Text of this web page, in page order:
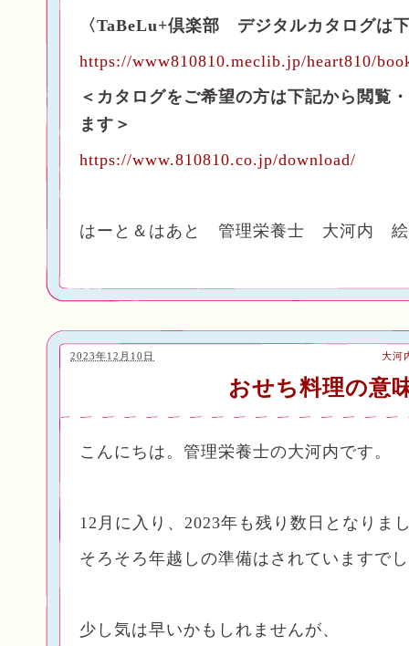
〈TaBeLu+倶楽部 デジタルカタログは
https://www810810.meclib.jp/heart810/
＜カタログをご希望の方は下記から閲覧
ます＞
https://www.810810.co.jp/download/
はーと＆はあと 管理栄養士 大河内 絵
おせち料理の意
2023年12月10日 大河
こんにちは。 管理栄養士の大河内です。
12月に入り、2023年も残り数日となりま
そろそろ年越しの準備はされていますで
少し気は早いかもしれませんが、